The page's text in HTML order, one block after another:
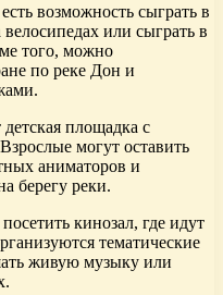
возможность сыграть в
или сыграть в
того, можно
по реке Дон и
детская площадка с
могут оставить
аниматоров и
берегу реки.
кинозал, где идут
тематические
живую музыку или